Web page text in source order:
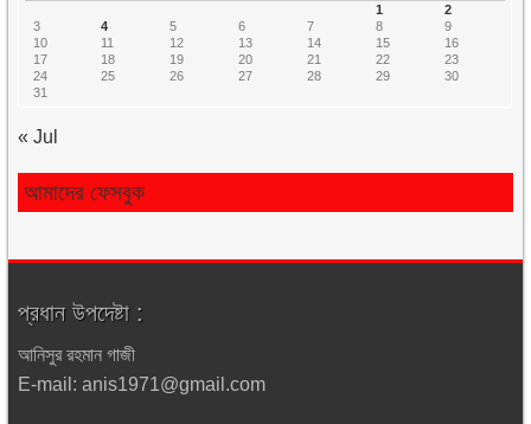
1
2
3
4 5 6 7 8
9
10
11 12 13 14 15
16
17
18 19 20 21 22
23
24
25 26 27 28 29
30
31
« Jul
আমাদের ফেসবুক
প্রধান উপদেষ্টা :
আনিসুর রহমান গাজী
E-mail: anis1971@gmail.com